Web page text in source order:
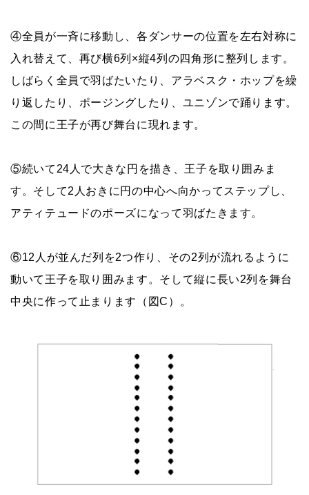
④全員が一斉に移動し、各ダンサーの位置を左右対称に
入れ替えて、再び横6列×縦4列の四角形に整列します。
しばらく全員で羽ばたいたり、アラベスク・ホップを繰
り返したり、ポージングしたり、ユニゾンで踊ります。
この間に王子が再び舞台に現れます。
⑤続いて24人で大きな円を描き、王子を取り囲みま
す。そして2人おきに円の中心へ向かってステップし、
アティテュードのポーズになって羽ばたきます。
⑥12人が並んだ列を2つ作り、その2列が流れるように
動いて王子を取り囲みます。そして縦に長い2列を舞台
中央に作って止まります（図C）。